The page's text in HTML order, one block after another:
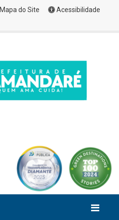
Mapa do Site
Acessibilidade